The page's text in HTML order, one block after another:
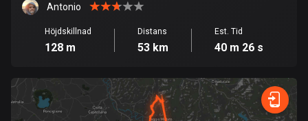
1 rutt
Filippinerna
Finland
3184 rutter
Antonio
Höjdskillnad
128 m
Distans
53 km
Est. Tid
40 m 26 s